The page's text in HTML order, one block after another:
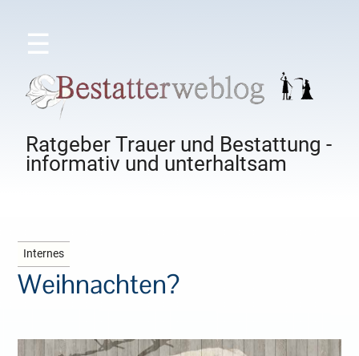
☰
Ratgeber Trauer und Bestattung -
informativ und unterhaltsam
Internes
Weihnachten?